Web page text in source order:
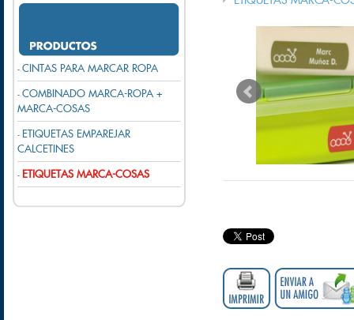
- CINTAS PARA MARCAR ROPA
- COMBINADO MARCA-ROPA +
MARCA-COSAS
- ETIQUETAS EMPAREJAR
CALCETINES
- ETIQUETAS MARCA-COSAS